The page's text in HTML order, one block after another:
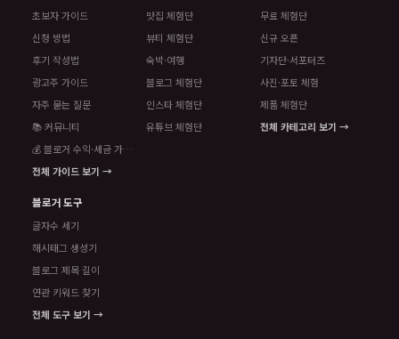
초보자 가이드
신청 방법
후기 작성법
광고주 가이드
자주 묻는 질문
📚 커뮤니티
💰 블로거 수익·세금 가이드
전체 가이드 보기 →
맛집 체험단
뷰티 체험단
숙박·여행
블로그 체험단
인스타 체험단
유튜브 체험단
무료 체험단
신규 오픈
기자단·서포터즈
사진·포토 체험
제품 체험단
전체 카테고리 보기 →
블로거 도구
글자수 세기
해시태그 생성기
블로그 제목 길이
연관 키워드 찾기
전체 도구 보기 →